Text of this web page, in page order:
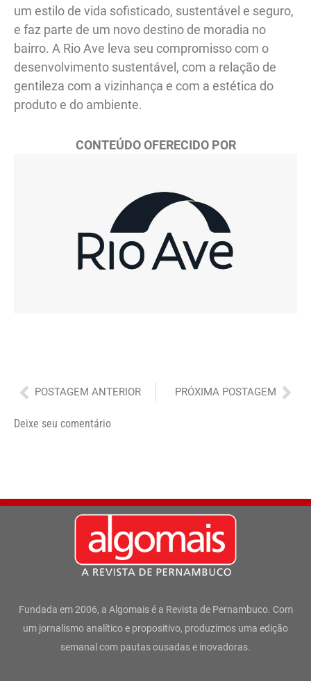
um estilo de vida sofisticado, sustentável e seguro,
e faz parte de um novo destino de moradia no
bairro. A Rio Ave leva seu compromisso com o
desenvolvimento sustentável, com a relação de
gentileza com a vizinhança e com a estética do
produto e do ambiente.
CONTEÚDO OFERECIDO POR
Anterior
POSTAGEM ANTERIOR PRÓXIMA POSTAGEM
Deixe seu comentário
Fundada em 2006, a Algomais é a Revista de Pernambuco. Com
um jornalismo analítico e propositivo, produzimos uma edição
semanal com pautas ousadas e inovadoras.